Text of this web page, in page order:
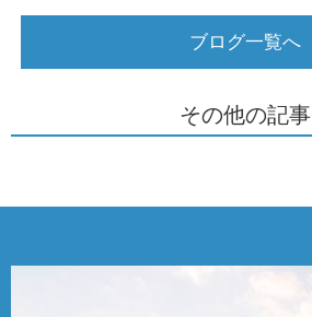
ブログ一覧へ
その他の記事